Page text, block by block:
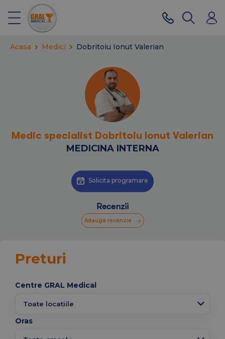
Acasa Medici Dobritoiu Ionut Valerian
Medic specialist Dobritoiu Ionut Valerian
MEDICINA INTERNA
Solicita programare
Recenzii
Adauga recenzie
Preturi
Centre GRAL Medical
Oras